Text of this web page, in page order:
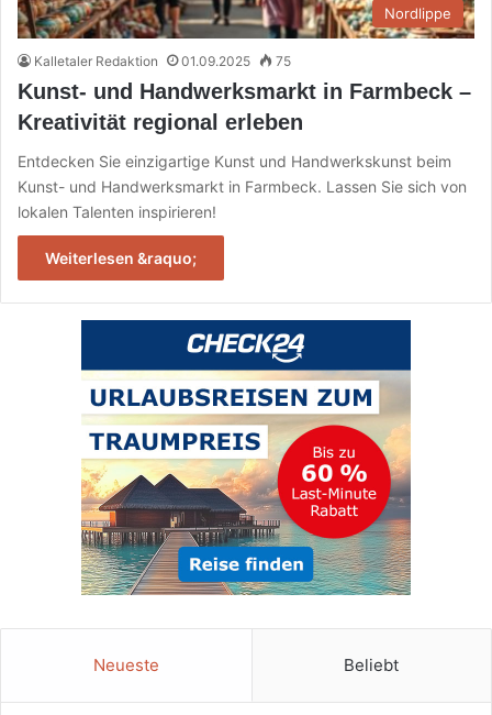
Nordlippe
Kalletaler Redaktion 01.09.2025 75
Kunst‑ und Handwerksmarkt in Farmbeck –
Kreativität regional erleben
Entdecken Sie einzigartige Kunst und Handwerkskunst beim
Kunst- und Handwerksmarkt in Farmbeck. Lassen Sie sich von
lokalen Talenten inspirieren!
Weiterlesen &raquo;
Neueste Beliebt